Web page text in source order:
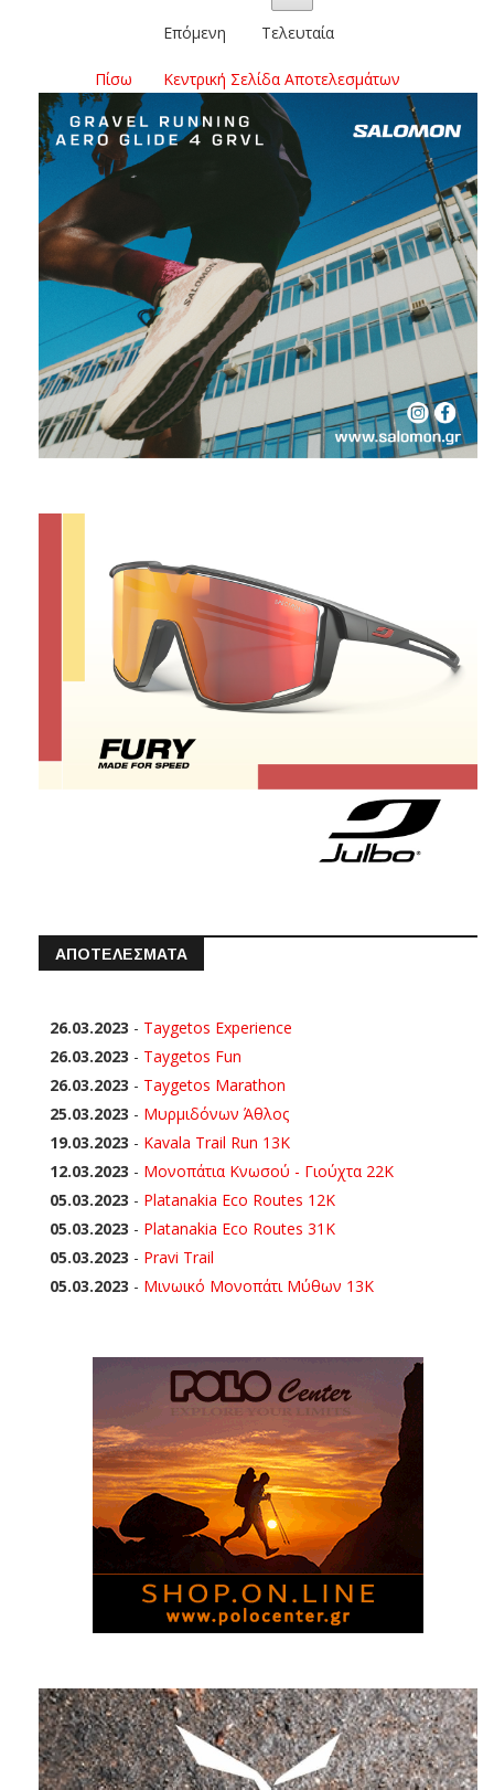
Επόμενη Τελευταία
Πίσω Κεντρική Σελίδα Αποτελεσμάτων
ΑΠΟΤΕΛΕΣΜΑΤΑ
26.03.2023 - Taygetos Experience
26.03.2023 - Taygetos Fun
26.03.2023 - Taygetos Marathon
25.03.2023 - Μυρμιδόνων Άθλος
19.03.2023 - Kavala Trail Run 13K
12.03.2023 - Μονοπάτια Κνωσού - Γιούχτα 22Κ
05.03.2023 - Platanakia Eco Routes 12K
05.03.2023 - Platanakia Eco Routes 31K
05.03.2023 - Pravi Trail
05.03.2023 - Μινωικό Μονοπάτι Μύθων 13Κ